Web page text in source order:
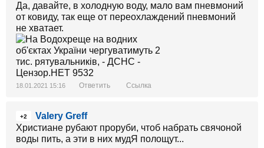
Да, давайте, в холодную воду, мало вам пневмоний
от ковиду, так еще от переохлаждений пневмоний
не хватает.
18.01.2021 15:16 Ответить Ссылка
+2
Valery Greff
Христиане рубают проруби, чтоб набрать свячоной
воды пить, а эти в них мудЯ полощут...